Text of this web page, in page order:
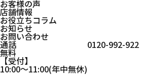
お客様の声
店舗情報
お役立ちコラム
お知らせ
お問い合わせ
通話
無料
0120-992-922
受付
10:00～11:00(年中無休)